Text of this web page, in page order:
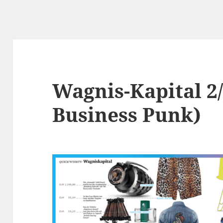
Wagnis-Kapital
Business Punk)